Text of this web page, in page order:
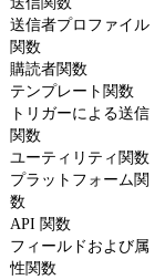
送信者プロファイル
関数
購読者関数
テンプレート関数
トリガーによる送信
関数
ユーティリティ関数
プラットフォーム関
数
API 関数
フィールドおよび属
性関数